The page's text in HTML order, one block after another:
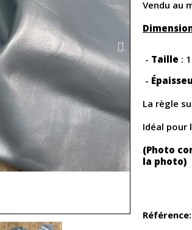
Vendu au
- Taille :
-
La règle
Idéal pour
(Photo
la photo)
Référence